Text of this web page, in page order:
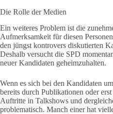
Die Rolle der Medien
Ein weiteres Problem ist die
Aufmerksamkeit für diesen
den jüngst kontrovers diskutierten
Deshalb versucht die SPD
neuer Kandidaten geheimzuhalten.
Wenn es sich bei den Kandidaten
bereits durch Publikationen oder
Auftritte in Talkshows und
problematisch. Manch einer hat